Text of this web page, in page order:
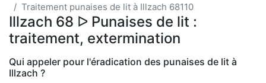
Traitement punaises de lit à Illzach 68110
Illzach 68 ᐅ Punaises de lit :
traitement, extermination
Qui appeler pour l'éradication des punaises de lit à
Illzach ?